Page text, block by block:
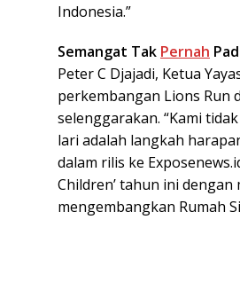
Indonesia.”
Semangat Tak Pernah
Peter C Djajadi, Ketua
perkembangan Lions Run
selenggarakan. “Kami
lari adalah langkah
dalam rilis ke
Children’ tahun ini
mengembangkan Rumah